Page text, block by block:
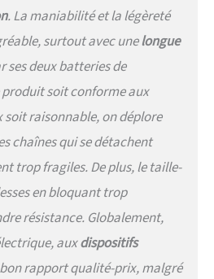
. La maniabilité et la légèreté
surtout avec unelongue
ses deux batteries de
produit soit conforme aux
raisonnable, on déplore
chaînes qui se détachent
trop fragiles. De plus, le taille-
en bloquant trop
résistance. Globalement,
auxdispositifs
rapport qualité-prix, malgré